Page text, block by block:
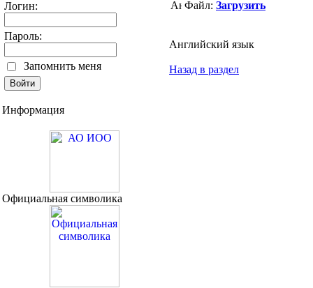
Логин:
Пароль:
Запомнить меня
Информация
Официальная символика
Файл: Загрузить
Английский язык
Назад в раздел